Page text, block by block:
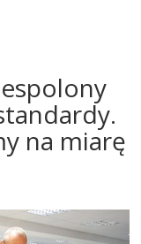
na miarę